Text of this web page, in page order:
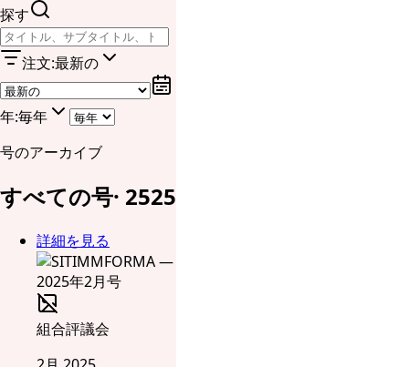
探す
注文:最新の
年:毎年
号のアーカイブ
すべての号· 2525
詳細を見る
組合評議会